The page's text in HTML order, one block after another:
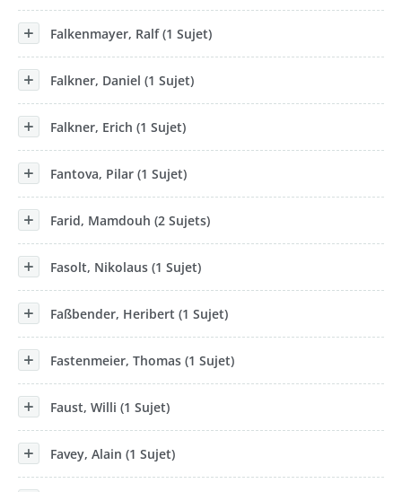
Falkenmayer, Ralf (1 Sujet)
Falkner, Daniel (1 Sujet)
Falkner, Erich (1 Sujet)
Fantova, Pilar (1 Sujet)
Farid, Mamdouh (2 Sujets)
Fasolt, Nikolaus (1 Sujet)
Faßbender, Heribert (1 Sujet)
Fastenmeier, Thomas (1 Sujet)
Faust, Willi (1 Sujet)
Favey, Alain (1 Sujet)